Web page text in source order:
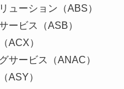
ューション（ABS）
ービス（ASB）
ACX）
サービス（ANAC）
ASY）